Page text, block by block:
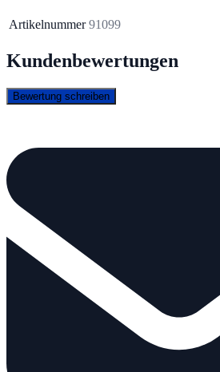
Artikelnummer 91099
Kundenbewertungen
Bewertung schreiben